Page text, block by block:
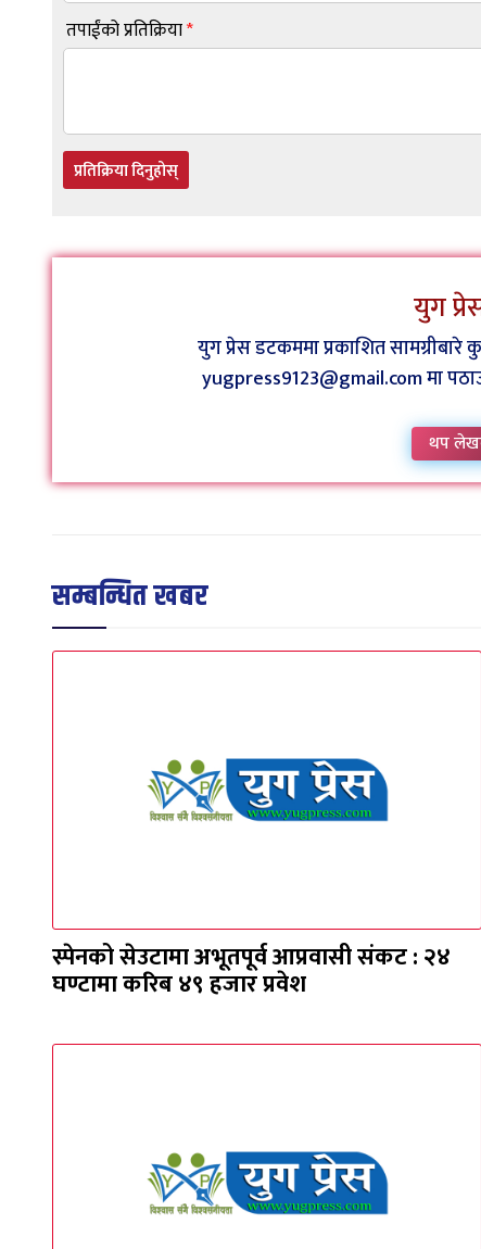
तपाईंको प्रतिक्रिया*
प्रतिक्रिया दिनुहोस्
युग
युग प्रेस डटकममा प्रकाशित
yugpress9123@gmail.com मा
थप
सम्बन्धित खबर
स्पेनको सेउटामा अभूतपूर्व आप्रवासी संकट : २४
घण्टामा करिब ४९ हजार प्रवेश